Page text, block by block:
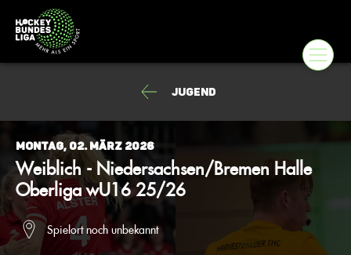
Jugend
Montag, 02. März 2026
Weiblich - Niedersachsen/Bremen Halle
Oberliga wU16 25/26
Spielort noch unbekannt